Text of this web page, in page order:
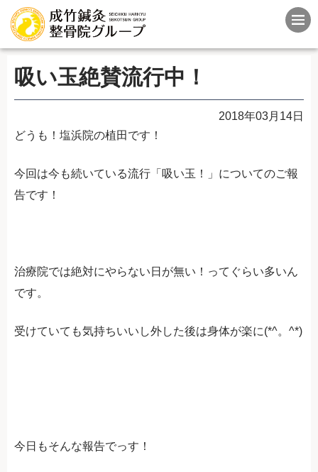
吸い玉絶賛流行中！
2018年03月14日
どうも！塩浜院の植田です！
今回は今も続いている流行「吸い玉！」についてのご報
告です！
治療院では絶対にやらない日が無い！ってぐらい多いん
です。
受けていても気持ちいいし外した後は身体が楽に(*^。^*)
今日もそんな報告でっす！